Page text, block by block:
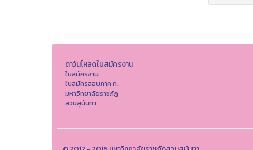
ดาว์นโหลดใบสมัครงาน
ใบสมัครงาน
ใบสมัครสอบภาค ก.
มหาวิทยาลัยราชภัฏ
สวนสุนันทา